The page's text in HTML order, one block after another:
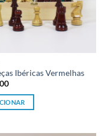
Ibéricas Vermelhas